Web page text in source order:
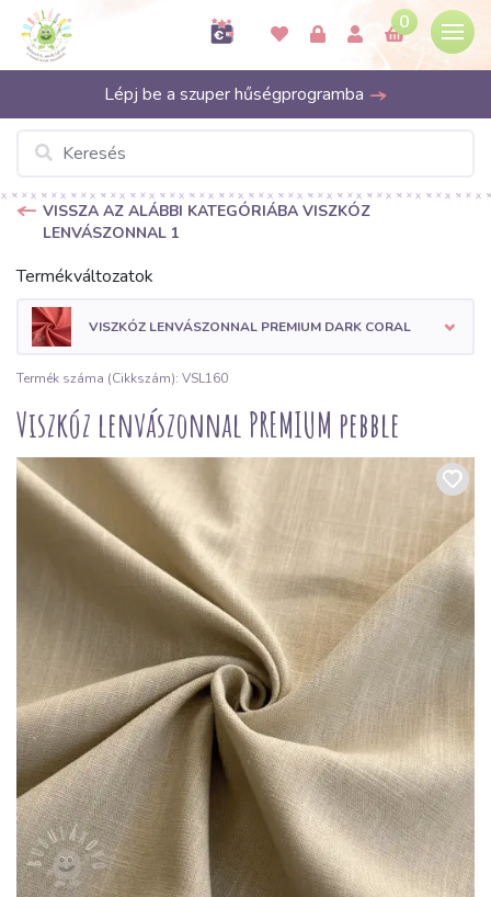
0
Lépj be a szuper hűségprogramba
VISSZA AZ ALÁBBI KATEGÓRIÁBA VISZKÓZ
LENVÁSZONNAL 1
Termékváltozatok
VISZKÓZ LENVÁSZONNAL PREMIUM DARK CORAL
Termék száma (Cikkszám): VSL160
Viszkóz lenvászonnal PREMIUM pebble